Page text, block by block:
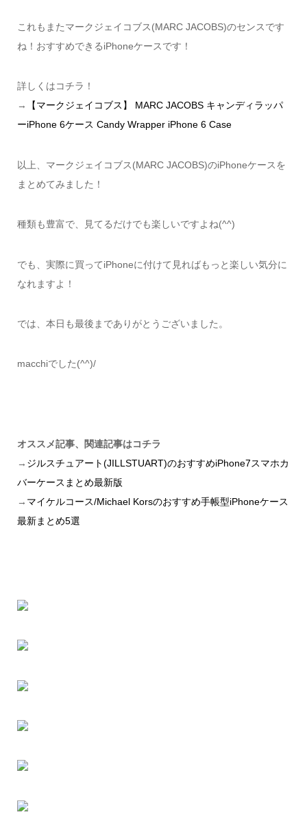
これもまたマークジェイコブス(MARC JACOBS)のセンスです
ね！おすすめできるiPhoneケースです！
詳しくはコチラ！
→
【マークジェイコブス】 MARC JACOBS キャンディラッパ
ーiPhone 6ケース Candy Wrapper iPhone 6 Case
以上、マークジェイコブス(MARC JACOBS)のiPhoneケースを
まとめてみました！
種類も豊富で、見てるだけでも楽しいですよね(^^)
でも、実際に買ってiPhoneに付けて見ればもっと楽しい気分に
なれますよ！
では、本日も最後までありがとうございました。
macchiでした(^^)/
オススメ記事、関連記事はコチラ
→ ジルスチュアート(JILLSTUART)のおすすめiPhone7スマホカ
バーケースまとめ最新版
→ マイケルコース/Michael Korsのおすすめ手帳型iPhoneケース
最新まとめ5選